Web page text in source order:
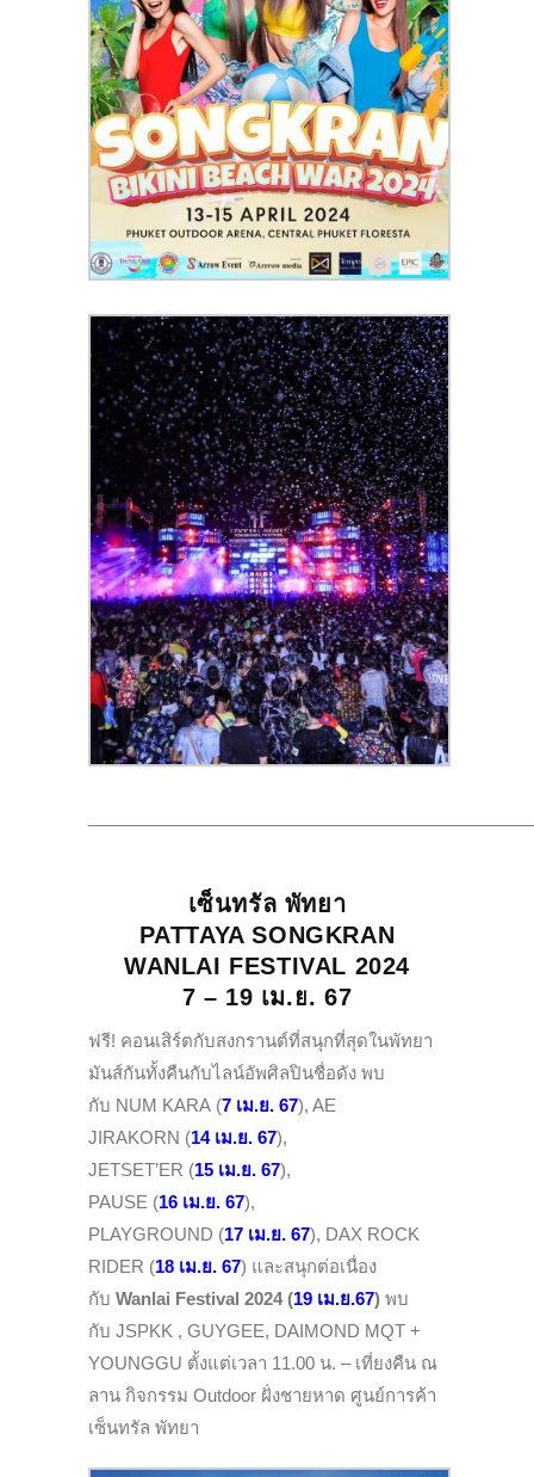
เซ็นทรัล พัทยา
PATTAYA SONGKRAN
WANLAI FESTIVAL 2024
7 – 19 เม.ย. 67
ฟรี! คอนเสิร์ตกับสงกรานต์ที่สนุกที่สุดในพัทยา
มันส์กันทั้งคืนกับไลน์อัพศิลปินชื่อดัง พบ
กับ NUM KARA (7 เม.ย. 67), AE
JIRAKORN (14 เม.ย. 67),
JETSET’ER (15 เม.ย. 67),
PAUSE (16 เม.ย. 67),
PLAYGROUND (17 เม.ย. 67), DAX ROCK
RIDER (18 เม.ย. 67) และสนุกต่อเนื่อง
กับ Wanlai Festival 2024 (19 เม.ย.67) พบ
กับ JSPKK , GUYGEE, DAIMOND MQT +
YOUNGGU ตั้งแต่เวลา 11.00 น. – เที่ยงคืน ณ
ลาน กิจกรรม Outdoor ฝั่งชายหาด ศูนย์การค้า
เซ็นทรัล พัทยา